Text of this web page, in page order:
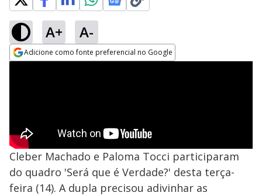
A+ A-
Adicione como fonte preferencial no Google
Cleber Machado e Paloma Tocci participaram
do quadro 'Será que é Verdade?' desta terça-
feira (14). A dupla precisou adivinhar as